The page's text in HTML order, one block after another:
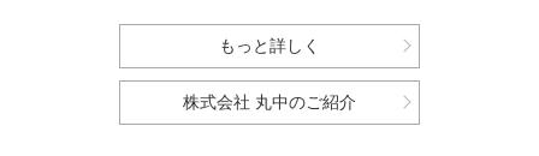
もっと詳しく
株式会社 丸中のご紹介